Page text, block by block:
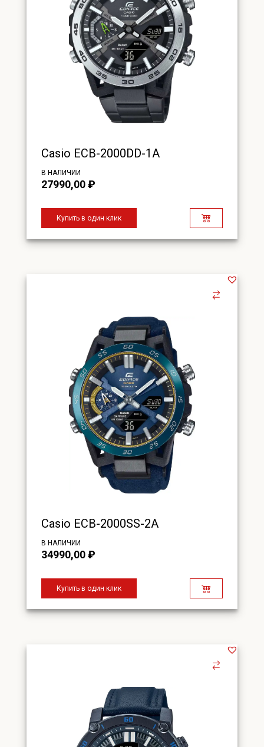
Casio ECB-2000DD-1A
В НАЛИЧИИ
27990,00₽
Купить в один клик
Casio ECB-2000SS-2A
В НАЛИЧИИ
34990,00₽
Купить в один клик